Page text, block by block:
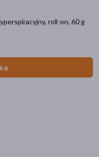
roll-on, 60 g